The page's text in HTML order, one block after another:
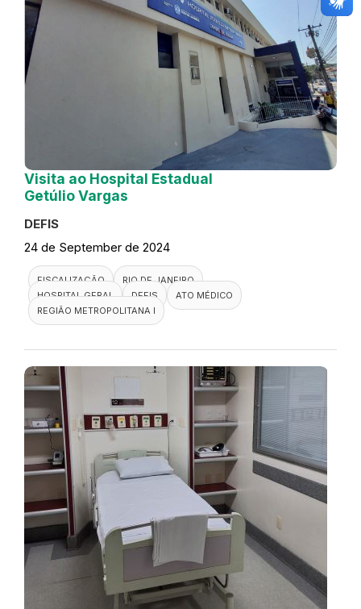
Visita ao Hospital Estadual
Getúlio Vargas
DEFIS
24 de September de 2024
FISCALIZAÇÃO
RIO DE JANEIRO
HOSPITAL GERAL
DEFIS
ATO MÉDICO
REGIÃO METROPOLITANA I